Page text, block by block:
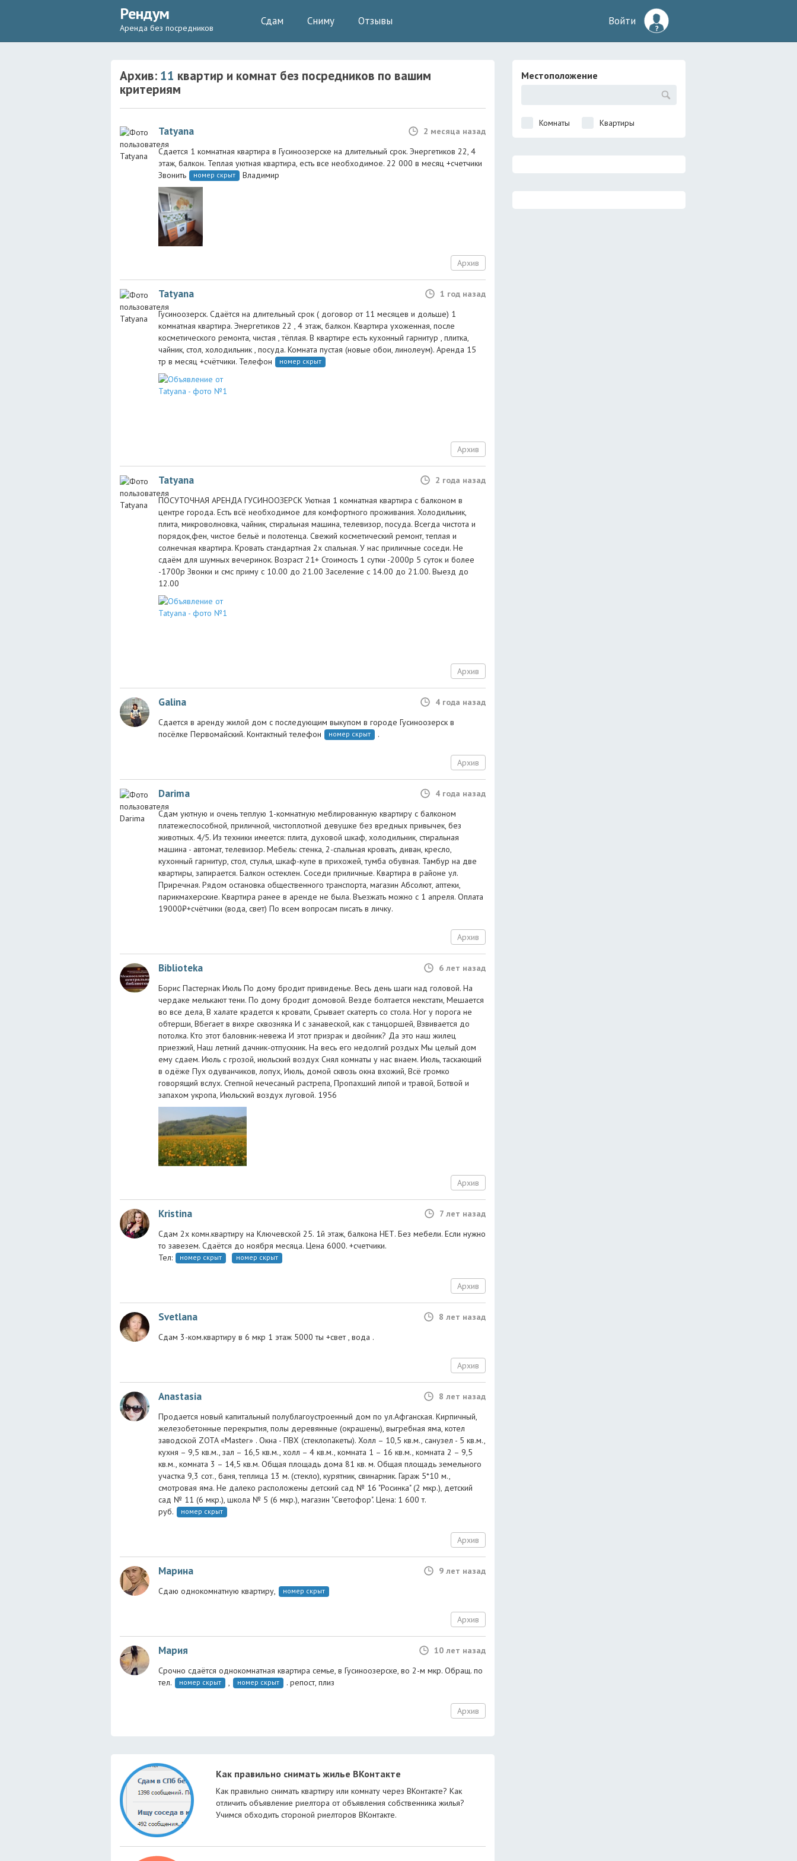
Рендум
Аренда без посредников
Сдам Сниму Отзывы Войти
Архив: 11 квартир и комнат без посредников по вашим
критериям
Tatyana
2 месяца назад
Сдается 1 комнатная квартира в Гусиноозерске на длительный срок. Энергетиков 22, 4
этаж, балкон. Теплая уютная квартира, есть все необходимое. 22 000 в месяц +счетчики
Звонить
номер скрыт Владимир
Архив
Tatyana
1 год назад
Гусиноозерск. Сдаётся на длительный срок ( договор от 11 месяцев и дольше) 1
комнатная квартира. Энергетиков 22 , 4 этаж, балкон. Квартира ухоженная, после
косметического ремонта, чистая , тёплая. В квартире есть кухонный гарнитур , плитка,
чайник, стол, холодильник , посуда. Комната пустая (новые обои, линолеум). Аренда 15
тр в месяц +счётчики. Телефон
номер скрыт
Архив
Tatyana
2 года назад
ПОСУТОЧНАЯ АРЕНДА ГУСИНООЗЕРСК Уютная 1 комнатная квартира с балконом в
центре города. Есть всё необходимое для комфортного проживания. Холодильник,
плита, микроволновка, чайник, стиральная машина, телевизор, посуда. Всегда чистота и
порядок,фен, чистое бельё и полотенца. Свежий косметический ремонт, теплая и
солнечная квартира. Кровать стандартная 2х спальная. У нас приличные соседи. Не
сдаём для шумных вечеринок. Возраст 21+ Стоимость 1 сутки -2000р 5 суток и более
-1700р Звонки и смс приму с 10.00 до 21.00 Заселение с 14.00 до 21.00. Выезд до
12.00
Архив
Galina
4 года назад
Сдается в аренду жилой дом с последующим выкупом в городе Гусиноозерск в
посёлке Первомайский. Контактный телефон
номер скрыт .
Архив
Darima
4 года назад
Сдам уютную и очень теплую 1-комнатную меблированную квартиру с балконом
платежеспособной, приличной, чистоплотной девушке без вредных привычек, без
животных. 4/5. Из техники имеется: плита, духовой шкаф, холодильник, стиральная
машина - автомат, телевизор. Мебель: стенка, 2-спальная кровать, диван, кресло,
кухонный гарнитур, стол, стулья, шкаф-купе в прихожей, тумба обувная. Тамбур на две
квартиры, запирается. Балкон остеклен. Соседи приличные. Квартира в районе ул.
Приречная. Рядом остановка общественного транспорта, магазин Абсолют, аптеки,
парикмахерские. Квартира ранее в аренде не была. Въезжать можно с 1 апреля. Оплата
19000₽+счётчики (вода, свет) По всем вопросам писать в личку.
Архив
Biblioteka
6 лет назад
Борис Пастернак Июль По дому бродит привиденье. Весь день шаги над головой. На
чердаке мелькают тени. По дому бродит домовой. Везде болтается некстати, Мешается
во все дела, В халате крадется к кровати, Срывает скатерть со стола. Ног у порога не
обтерши, Вбегает в вихре сквозняка И с занавеской, как с танцоршей, Взвивается до
потолка. Кто этот баловник-невежа И этот призрак и двойник? Да это наш жилец
приезжий, Наш летний дачник-отпускник. На весь его недолгий роздых Мы целый дом
ему сдаем. Июль с грозой, июльский воздух Снял комнаты у нас внаем. Июль, таскающий
в одёже Пух одуванчиков, лопух, Июль, домой сквозь окна вхожий, Всё громко
говорящий вслух. Степной нечесаный растрепа, Пропахший липой и травой, Ботвой и
запахом укропа, Июльский воздух луговой. 1956
Архив
Kristina
7 лет назад
Сдам 2х комн.квартиру на Ключевской 25. 1й этаж, балкона НЕТ. Без мебели. Если нужно
то завезем. Сдаётся до ноября месяца. Цена 6000. +счетчики.
Тел:
номер скрыт номер скрыт
Архив
Svetlana
8 лет назад
Сдам 3-ком.квартиру в 6 мкр 1 этаж 5000 ты +свет , вода .
Архив
Anastasia
8 лет назад
Продается новый капитальный полублагоустроенный дом по ул.Афганская. Кирпичный,
железобетонные перекрытия, полы деревянные (окрашены), выгребная яма, котел
заводской ZOTA «Master» . Окна - ПВХ (стеклопакеты). Холл – 10,5 кв.м., санузел - 5 кв.м.,
кухня – 9,5 кв.м., зал – 16,5 кв.м., холл – 4 кв.м., комната 1 – 16 кв.м., комната 2 – 9,5
кв.м., комната 3 – 14,5 кв.м. Общая площадь дома 81 кв. м. Общая площадь земельного
участка 9,3 сот., баня, теплица 13 м. (стекло), курятник, свинарник. Гараж 5*10 м.,
смотровая яма. Не далеко расположены детский сад № 16 "Росинка" (2 мкр.), детский
сад № 11 (6 мкр.), школа № 5 (6 мкр.), магазин "Светофор". Цена: 1 600 т.
руб.
номер скрыт
Архив
Марина
9 лет назад
Сдаю однокомнатную квартиру,
номер скрыт
Архив
Мария
10 лет назад
Срочно сдаётся однокомнатная квартира семье, в Гусиноозерске, во 2-м мкр. Обращ. по
тел.
номер скрыт , номер скрыт . репост, плиз
Архив
Местоположение
Комнаты Квартиры
Как правильно снимать жилье ВКонтакте
Как правильно снимать квартиру или комнату через ВКонтакте? Как
отличить объявление риелтора от объявления собственника жилья?
Учимся обходить стороной риелторов ВКонтакте.